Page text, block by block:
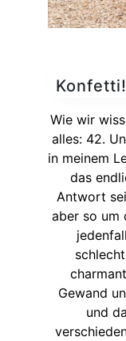
Wie wir
alles: 42.
in meinem
das
Antwort
aber so um
Gewand
und